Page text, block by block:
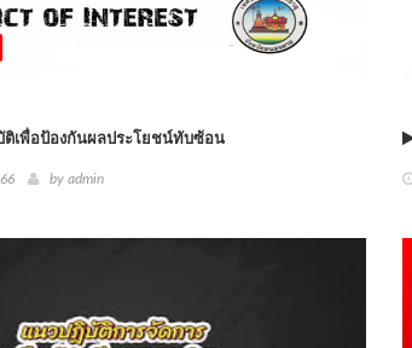
เพื่อป้องกันผลประโยชน์ทับซ้อน
by admin